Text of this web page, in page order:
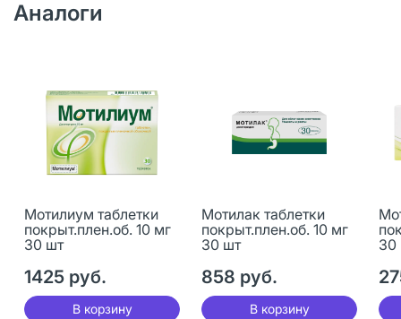
Аналоги
Мотилиум таблетки
покрыт.плен.об. 10 мг
30 шт
1425 руб.
В корзину
Мотилак таблетки
покрыт.плен.об. 10 мг
30 шт
858 руб.
В корзину
30